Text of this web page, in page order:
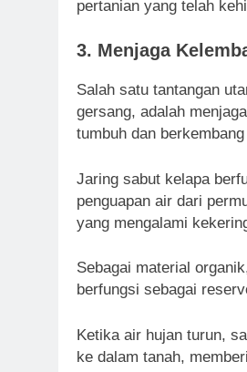
pertanian yang telah
3. Menjaga
Salah satu tantangan
gersang, adalah
tumbuh dan
Jaring sabut kelapa
penguapan air dari
yang mengalami
Sebagai material
berfungsi sebagai
Ketika air hujan turun,
ke dalam tanah,